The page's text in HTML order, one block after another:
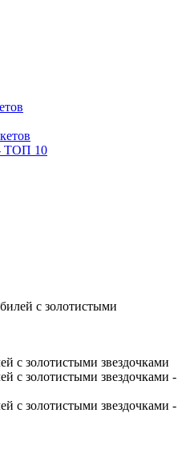
10
с золотистыми